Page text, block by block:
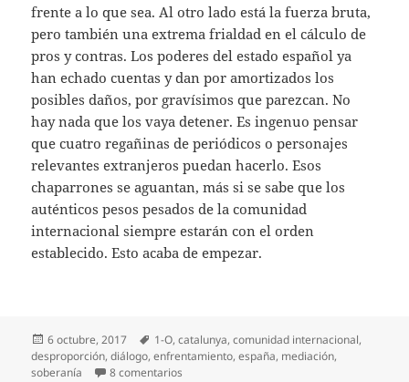
frente a lo que sea. Al otro lado está la fuerza bruta,
pero también una extrema frialdad en el cálculo de
pros y contras. Los poderes del estado español ya
han echado cuentas y dan por amortizados los
posibles daños, por gravísimos que parezcan. No
hay nada que los vaya detener. Es ingenuo pensar
que cuatro regañinas de periódicos o personajes
relevantes extranjeros puedan hacerlo. Esos
chaparrones se aguantan, más si se sabe que los
auténticos pesos pesados de la comunidad
internacional siempre estarán con el orden
establecido. Esto acaba de empezar.
Publicado
el
6 octubre, 2017 Etiquetas
1-O,catalunya,comunidad internacional,
desproporción,diálogo,enfrentamiento,españa, mediación,
soberanía
8 comentarios